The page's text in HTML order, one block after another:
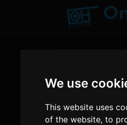
We use
This website uses
of the website,to